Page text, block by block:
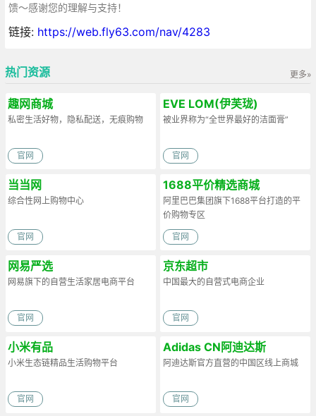
馈～感谢您的理解与支持！
链接: https://web.fly63.com/nav/4283
更多»
热门资源
趣网商城
私密生活好物，隐私配送，无痕购物
官网
EVE LOM(伊芙珑)
被业界称为“全世界最好的洁面膏”
官网
当当网
综合性网上购物中心
官网
1688平价精选商城
阿里巴巴集团旗下1688平台打造的平
价购物专区
官网
网易严选
网易旗下的自营生活家居电商平台
官网
京东超市
中国最大的自营式电商企业
官网
小米有品
小米生态链精品生活购物平台
官网
Adidas CN阿迪达斯
阿迪达斯官方直营的中国区线上商城
官网